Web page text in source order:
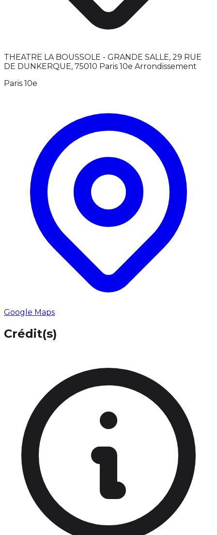
THEATRE LA BOUSSOLE - GRANDE SALLE, 29 RUE
DE DUNKERQUE, 75010 Paris 10e Arrondissement
Paris 10e
Google Maps
Crédit(s)